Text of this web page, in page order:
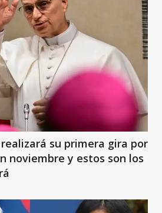
realizará su primera gira por
noviembre y estos son los